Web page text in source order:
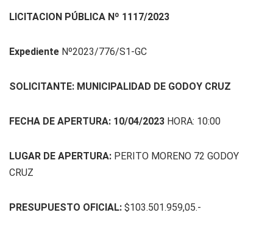
LICITACION PÚBLICA Nº 1117/2023
Expediente Nº2023/776/S1-GC
SOLICITANTE: MUNICIPALIDAD DE GODOY CRUZ
FECHA DE APERTURA: 10/04/2023 HORA: 10:00
LUGAR DE APERTURA: PERITO MORENO 72 GODOY
CRUZ
PRESUPUESTO OFICIAL: $103.501.959,05.-